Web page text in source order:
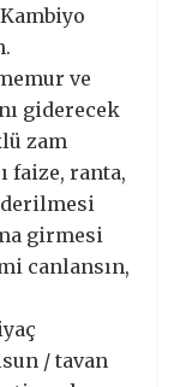
ve
giderecek
zam
faize, ranta,
girmesi
canlansın,
/ tavan